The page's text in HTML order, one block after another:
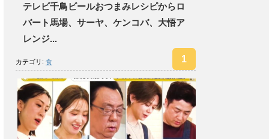
テレビ千鳥ビールおつまみレシピからロ
バート馬場、サーヤ、ケンコバ、大悟ア
レンジ...
カテゴリ: 食